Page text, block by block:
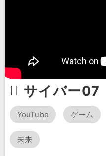
サイバー07
YouTube ゲーム
未来